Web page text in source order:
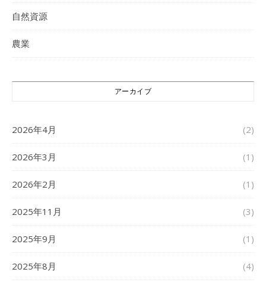
自然資源
農業
アーカイブ
2026年4月 (2)
2026年3月 (1)
2026年2月 (1)
2025年11月 (3)
2025年9月 (1)
2025年8月 (4)